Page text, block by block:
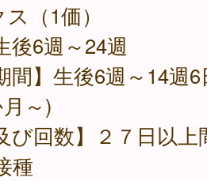
（1価）
後6週～24週
間】生後6週～14週
～)
び回数】２７日以
種